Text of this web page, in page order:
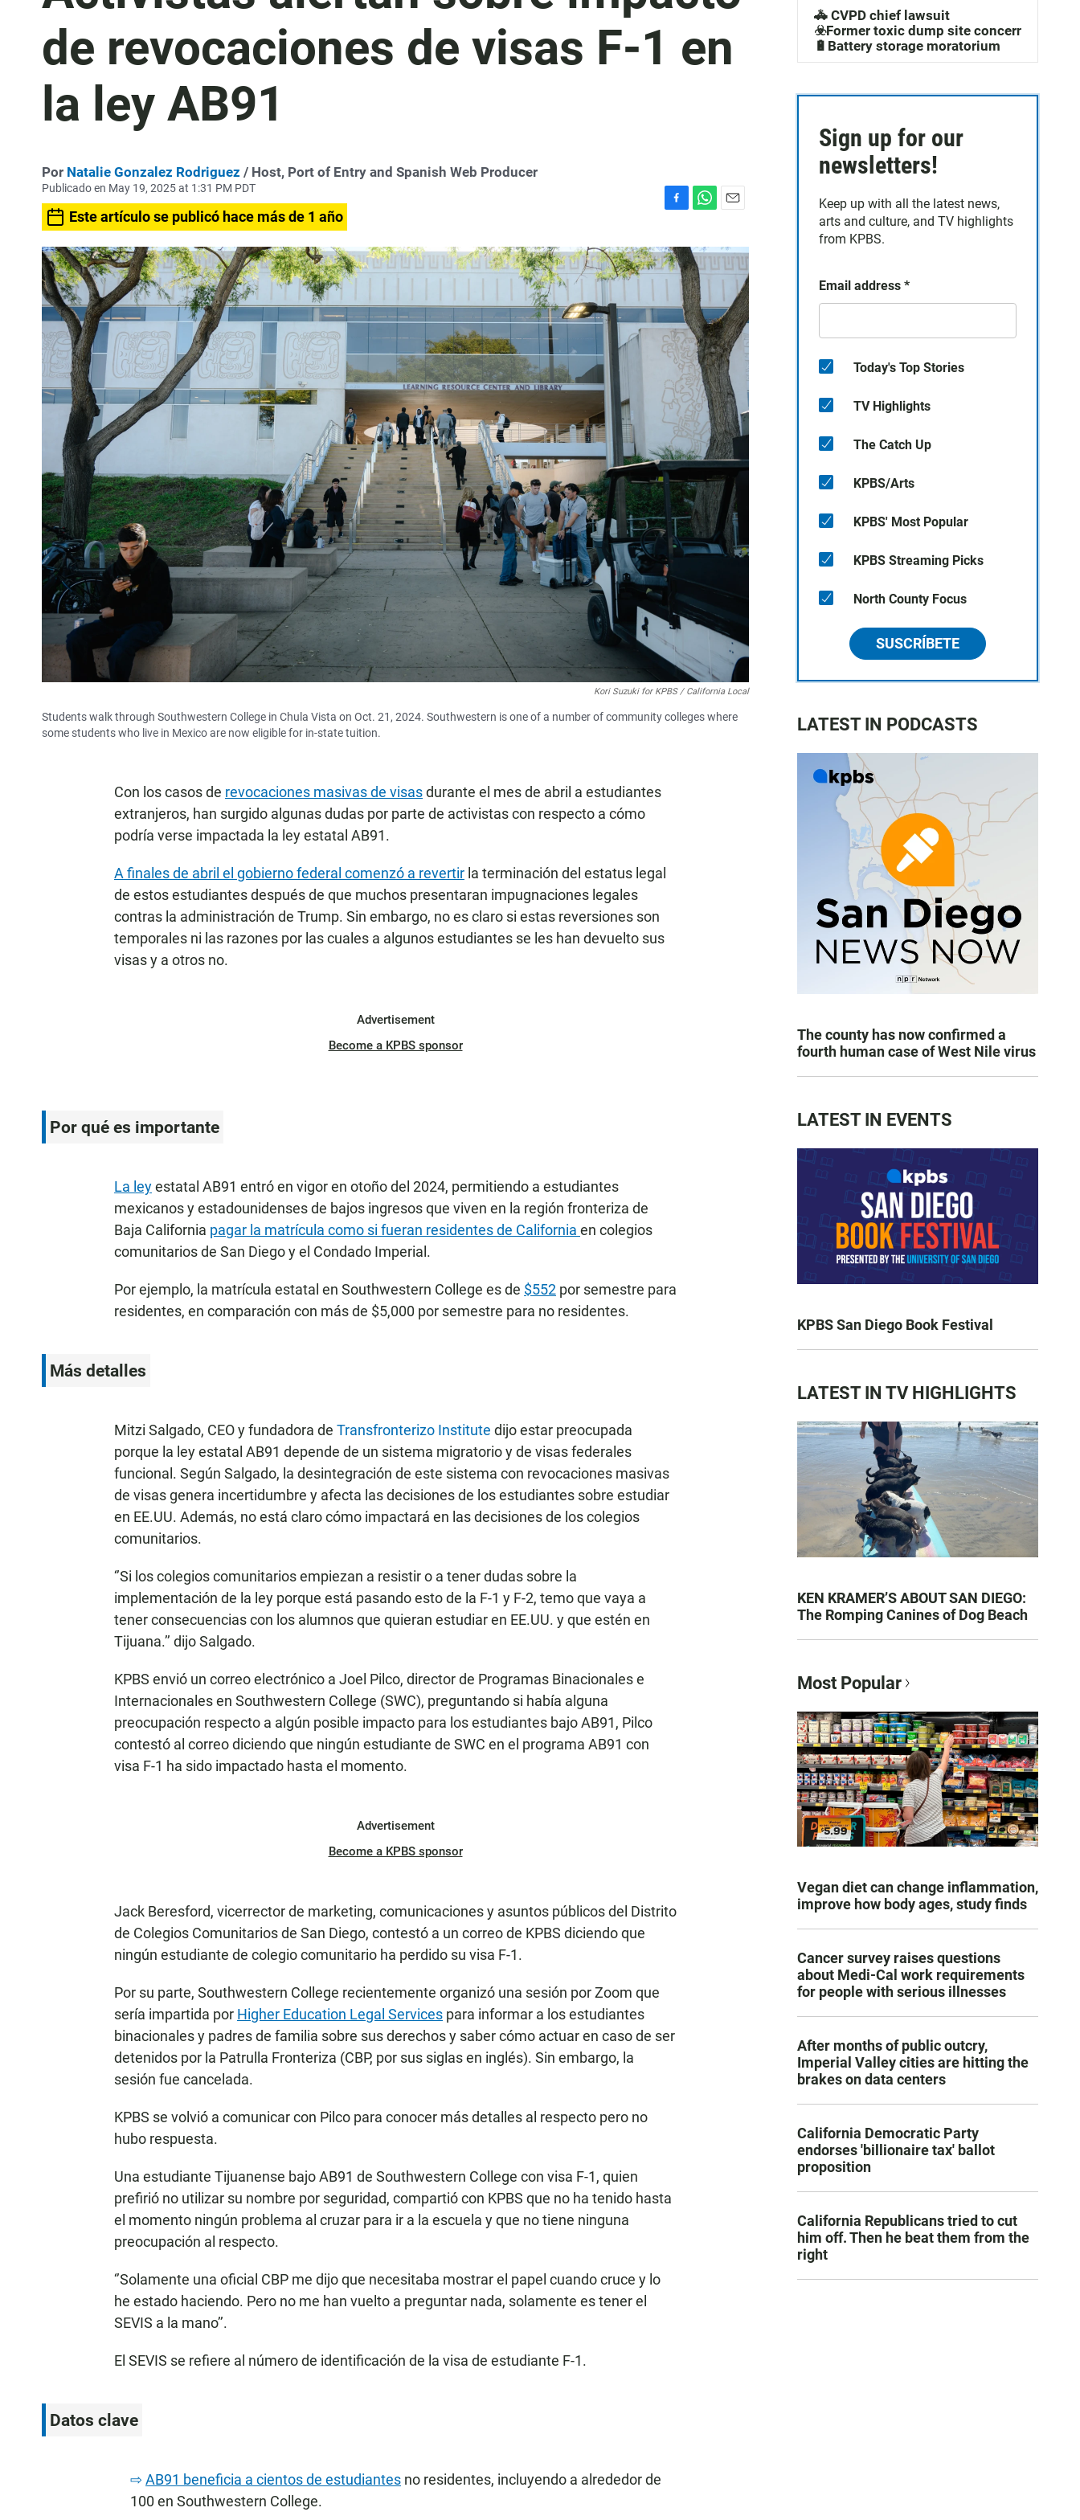
q
u
a
de revocaciones de visas F-1 en
la ley AB91
Por Natalie Gonzalez Rodriguez / Host, Port of Entry and Spanish Web Producer
Publicado en May 19, 2025 at 1:31 PM PDT
Este artículo se publicó hace más de 1 año
c
e
b
o
o
k
a
t
s
A
p
p
a
l
Kori Suzuki for KPBS / California Local
Students walk through Southwestern College in Chula Vista on Oct. 21, 2024. Southwestern is one of a number of community colleges where
some students who live in Mexico are now eligible for in-state tuition.
Con los casos de revocaciones masivas de visasdurante el mes de abril a estudiantes
extranjeros, han surgido algunas dudas por parte de activistas con respecto a cómo
podría verse impactada la ley estatal AB91.
A finales de abril el gobierno federal comenzó a revertir la terminación del estatus legal
de estos estudiantes después de que muchos presentaran impugnaciones legales
contras la administración de Trump. Sin embargo, no es claro si estas reversiones son
temporales ni las razones por las cuales a algunos estudiantes se les han devuelto sus
visas y a otros no.
Advertisement
Become a KPBS sponsor
Por qué es importante
La leyestatal AB91 entró en vigor en otoño del 2024, permitiendo a estudiantes
mexicanos y estadounidenses de bajos ingresos que viven en la región fronteriza de
Baja California pagar la matrícula como si fueran residentes de California en colegios
comunitarios de San Diego y el Condado Imperial.
Por ejemplo, la matrícula estatal en Southwestern College es de $552 por semestre para
residentes, en comparación con más de $5,000 por semestre para no residentes.
Más detalles
Mitzi Salgado, CEO y fundadora de Transfronterizo Institute dijo estar preocupada
porque la ley estatal AB91 depende de un sistema migratorio y de visas federales
funcional. Según Salgado, la desintegración de este sistema con revocaciones masivas
de visas genera incertidumbre y afecta las decisiones de los estudiantes sobre estudiar
en EE.UU. Además, no está claro cómo impactará en las decisiones de los colegios
comunitarios.
‘’Si los colegios comunitarios empiezan a resistir o a tener dudas sobre la
implementación de la ley porque está pasando esto de la F-1 y F-2, temo que vaya a
tener consecuencias con los alumnos que quieran estudiar en EE.UU. y que estén en
Tijuana.’’ dijo Salgado.
KPBS envió un correo electrónico a Joel Pilco, director de Programas Binacionales e
Internacionales en Southwestern College (SWC), preguntando si había alguna
preocupación respecto a algún posible impacto para los estudiantes bajo AB91, Pilco
contestó al correo diciendo que ningún estudiante de SWC en el programa AB91 con
visa F-1 ha sido impactado hasta el momento.
Advertisement
Become a KPBS sponsor
Jack Beresford, vicerrector de marketing, comunicaciones y asuntos públicos del Distrito
de Colegios Comunitarios de San Diego, contestó a un correo de KPBS diciendo que
ningún estudiante de colegio comunitario ha perdido su visa F-1.
Por su parte, Southwestern College recientemente organizó una sesión por Zoom que
sería impartida por Higher Education Legal Services para informar a los estudiantes
binacionales y padres de familia sobre sus derechos y saber cómo actuar en caso de ser
detenidos por la Patrulla Fronteriza (CBP, por sus siglas en inglés). Sin embargo, la
sesión fue cancelada.
KPBS se volvió a comunicar con Pilco para conocer más detalles al respecto pero no
hubo respuesta.
Una estudiante Tijuanense bajo AB91 de Southwestern College con visa F-1, quien
prefirió no utilizar su nombre por seguridad, compartió con KPBS que no ha tenido hasta
el momento ningún problema al cruzar para ir a la escuela y que no tiene ninguna
preocupación al respecto.
‘’Solamente una oficial CBP me dijo que necesitaba mostrar el papel cuando cruce y lo
he estado haciendo. Pero no me han vuelto a preguntar nada, solamente es tener el
SEVIS a la mano’’.
El SEVIS se refiere al número de identificación de la visa de estudiante F-1.
Datos clave
AB91 beneficia a cientos de estudiantes no residentes, incluyendo a alrededor de
100 en Southwestern College.
🚓 CVPD chief lawsuit
☣️Former toxic dump site concerns
🔋Battery storage moratorium
Sign up for our
newsletters!
Keep up with all the latest news,
arts and culture, and TV highlights
from KPBS.
Email address *
Today's Top Stories
TV Highlights
The Catch Up
KPBS/Arts
KPBS' Most Popular
KPBS Streaming Picks
North County Focus
SUSCRÍBETE
LATEST IN PODCASTS
The county has now confirmed a
fourth human case of West Nile virus
LATEST IN EVENTS
KPBS San Diego Book Festival
LATEST IN TV HIGHLIGHTS
KEN KRAMER’S ABOUT SAN DIEGO:
The Romping Canines of Dog Beach
Most Popular
Vegan diet can change inflammation,
improve how body ages, study finds
Cancer survey raises questions
about Medi-Cal work requirements
for people with serious illnesses
After months of public outcry,
Imperial Valley cities are hitting the
brakes on data centers
California Democratic Party
endorses 'billionaire tax' ballot
proposition
California Republicans tried to cut
him off. Then he beat them from the
right